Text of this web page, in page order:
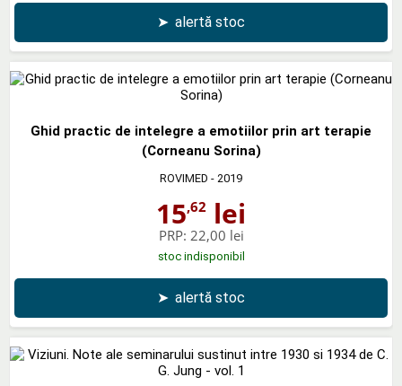
➤ alertă stoc
Ghid practic de intelegre a emotiilor prin art terapie
(Corneanu Sorina)
ROVIMED - 2019
15,62 lei
PRP: 22,00 lei
stoc indisponibil
➤ alertă stoc